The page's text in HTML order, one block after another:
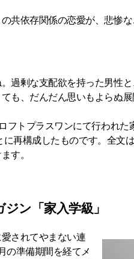
の共依存関係の恋愛が、悲惨
過剰な支配欲を持った男性
も、だんだん思いもよらぬ
フトプラスワンにて行われた
に再構成したものです。全文
す。
ン「家入学級」
されてやまない連
の準備期間を経てメ